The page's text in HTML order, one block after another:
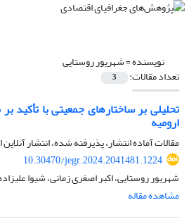
نویسنده =شهریور روستایی
تعداد مقالات: 3
تحلیلی بر ساختارهای جمعیتی با تأکید
ارومیه
مقالات آماده انتشار، پذیرفته شده، انتشار آنلاین
10.30470/jegr.2024.2041481.1224
شهریور روستایی، اکبر اصغری زمانی، شیوا
مشاهده مقاله